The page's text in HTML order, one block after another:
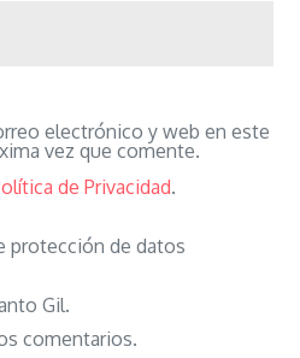
electrónico y web en este
vez que comente.
de Privacidad.
protección de datos
Gil.
comentarios.